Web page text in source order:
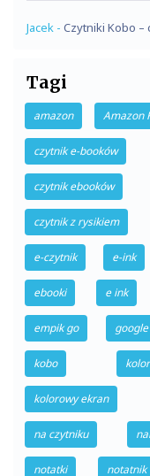
Jacek - Czytniki Kobo
Tagi
amazon Amazon
czytnik e-booków
czytnik ebooków
czytnik z rysikiem
e-czytnik e-ink
ebooki e ink
empik go
kobo
kolorowy ekran
na czytniku
notatki notatnik